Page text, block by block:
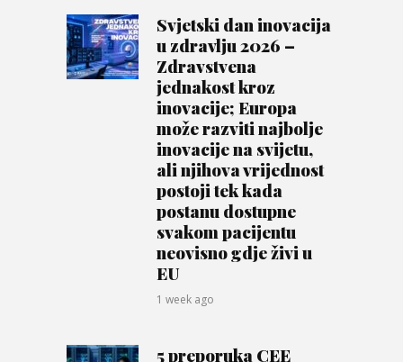
Svjetski dan inovacija
u zdravlju 2026 –
Zdravstvena
jednakost kroz
inovacije; Europa
može razviti najbolje
inovacije na svijetu,
ali njihova vrijednost
postoji tek kada
postanu dostupne
svakom pacijentu
neovisno gdje živi u
EU
1 week ago
5 preporuka CEE